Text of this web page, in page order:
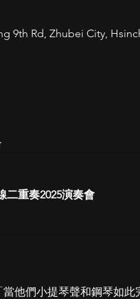
9th Rd, Zhubei City,
二重奏2025演奏會
他們⼩提琴聲和鋼琴如